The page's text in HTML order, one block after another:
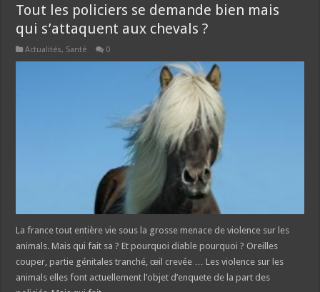
Tout les policiers se demande bien mais
qui s’attaquent aux chevals ?
Actualités, Santé 0
La france tout entière vie sous la grosse menace de violence sur les
animals. Mais qui fait sa ? Et pourquoi diable pourquoi ? Oreilles
couper, partie génitales tranché, œil crevée … Les violence sur les
animals elles font actuellement l’objet d’enquete de la part des